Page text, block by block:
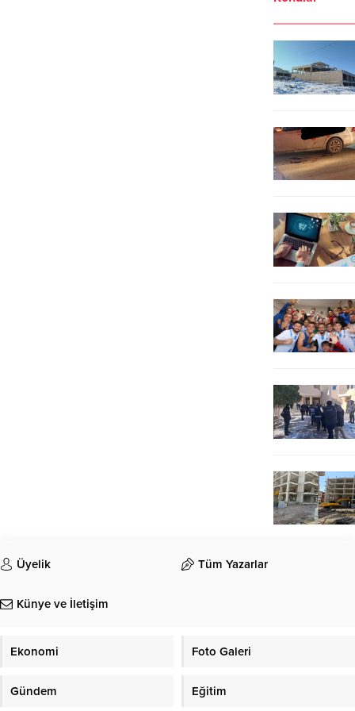
ameliyathaneye ve diğer işlemlere
götürülüşünde artık sedye yerine
akülü arabalar kullanılacak. Hasta
yönetimi tarafından tahsis edilen 2
Üyelik Tüm Yazarlar
Künye ve İletişim
Ekonomi Foto Galeri
Gündem Eğitim